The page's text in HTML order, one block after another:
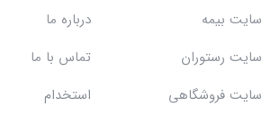
سایت بیمه
سایت رستوران
سایت فروشگاهی
درباره ما
تماس با ما
استخدام